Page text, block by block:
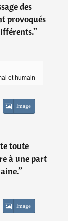
des
provoqués
”
et humain
Image
toute
à une part
”
Image